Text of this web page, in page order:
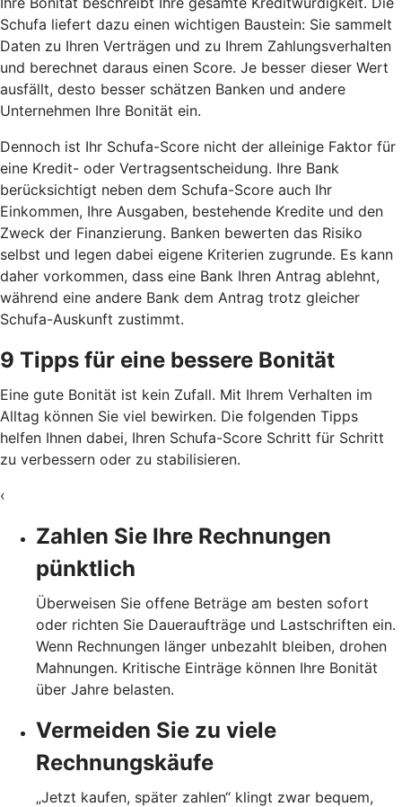
Schufa liefert dazu einen wichtigen Baustein: Sie sammelt
Daten zu Ihren Verträgen und zu Ihrem Zahlungsverhalten
und berechnet daraus einen Score. Je besser dieser Wert
ausfällt, desto besser schätzen Banken und andere
Unternehmen Ihre Bonität ein.
Dennoch ist Ihr Schufa-Score nicht der alleinige Faktor für
eine Kredit- oder Vertragsentscheidung. Ihre Bank
berücksichtigt neben dem Schufa-Score auch Ihr
Einkommen, Ihre Ausgaben, bestehende Kredite und den
Zweck der Finanzierung. Banken bewerten das Risiko
selbst und legen dabei eigene Kriterien zugrunde. Es kann
daher vorkommen, dass eine Bank Ihren Antrag ablehnt,
während eine andere Bank dem Antrag trotz gleicher
Schufa-Auskunft zustimmt.
9 Tipps für eine bessere Bonität
Eine gute Bonität ist kein Zufall. Mit Ihrem Verhalten im
Alltag können Sie viel bewirken. Die folgenden Tipps
helfen Ihnen dabei, Ihren Schufa-Score Schritt für Schritt
zu verbessern oder zu stabilisieren.
‹
Zahlen Sie Ihre Rechnungen
pünktlich
Überweisen Sie offene Beträge am besten sofort
oder richten Sie Daueraufträge und Lastschriften ein.
Wenn Rechnungen länger unbezahlt bleiben, drohen
Mahnungen. Kritische Einträge können Ihre Bonität
über Jahre belasten.
Vermeiden Sie zu viele
Rechnungskäufe
„Jetzt kaufen, später zahlen“ klingt zwar bequem,